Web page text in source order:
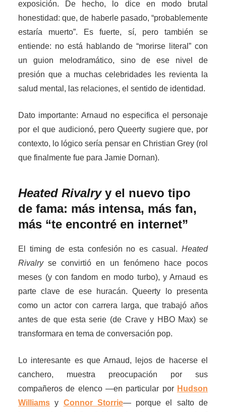
exposición. De hecho, lo dice en modo brutal
honestidad: que, de haberle pasado, “probablemente
estaría muerto”. Es fuerte, sí, pero también se
entiende: no está hablando de “morirse literal” con
un guion melodramático, sino de ese nivel de
presión que a muchas celebridades les revienta la
salud mental, las relaciones, el sentido de identidad.
Dato importante: Arnaud no especifica el personaje
por el que audicionó, pero Queerty sugiere que, por
contexto, lo lógico sería pensar en Christian Grey (rol
que finalmente fue para Jamie Dornan).
Heated Rivalryy el nuevo tipo
de fama: más intensa, más fan,
más “te encontré en internet”
El timing de esta confesión no es casual. Heated
Rivalryse convirtió en un fenómeno hace pocos
meses (y con fandom en modo turbo), y Arnaud es
parte clave de ese huracán. Queerty lo presenta
como un actor con carrera larga, que trabajó años
antes de que esta serie (de Crave y HBO Max) se
transformara en tema de conversación pop.
Lo interesante es que Arnaud, lejos de hacerse el
canchero, muestra preocupación por sus
compañeros de elenco —en particular por Hudson
Williams y Connor Storrie— porque el salto de